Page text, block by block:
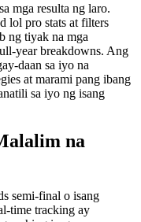
mga resulta ng laro.
lol pro stats at filters
ng tiyak na mga
year breakdowns. Ang
daan sa iyo na
at marami pang ibang
sa iyo ng isang
na
semi-final o isang
time tracking ay